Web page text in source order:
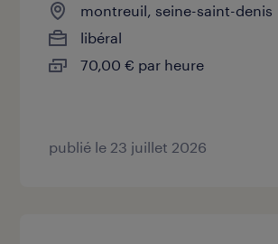
montreuil, seine-saint-denis
libéral
70,00 € par heure
publié le 23 juillet 2026